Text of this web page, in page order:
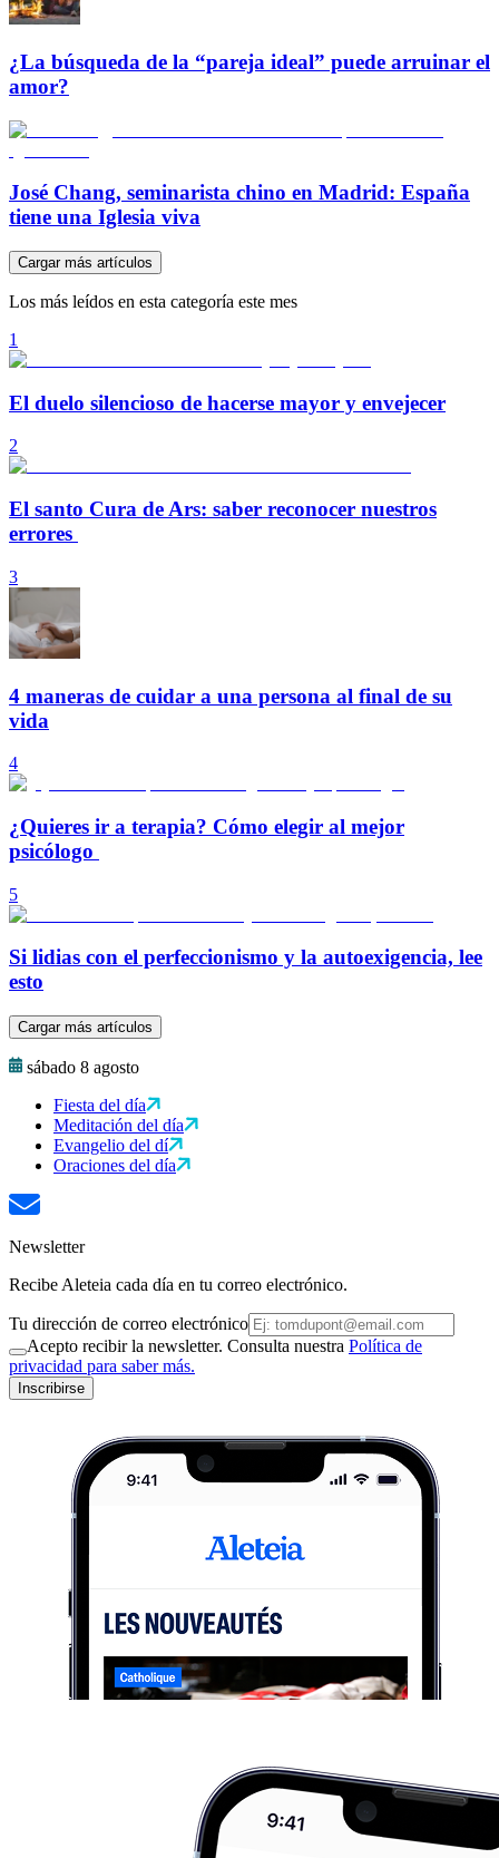
¿La búsqueda de la “pareja ideal” puede arruinar el
amor?
José Chang, seminarista chino en Madrid: España
tiene una Iglesia viva
Cargar más artículos
Los más leídos en esta categoría este mes
1
El duelo silencioso de hacerse mayor y envejecer
2
El santo Cura de Ars: saber reconocer nuestros
errores
3
4 maneras de cuidar a una persona al final de su
vida
4
¿Quieres ir a terapia? Cómo elegir al mejor
psicólogo
5
Si lidias con el perfeccionismo y la autoexigencia, lee
esto
Cargar más artículos
sábado 8 agosto
Fiesta del día
Meditación del día
Evangelio del dí
Oraciones del día
Newsletter
Recibe Aleteia cada día en tu correo electrónico.
Tu dirección de correo electrónico
Acepto recibir la newsletter. Consulta nuestra Política de
privacidad para saber más.
Inscribirse